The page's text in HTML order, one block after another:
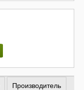
Производитель